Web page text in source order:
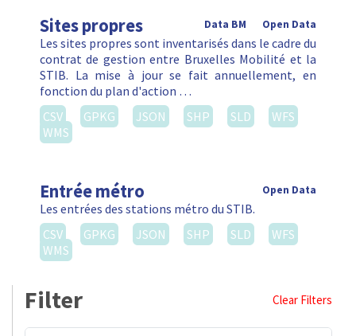
Sites propres Open Data
Data BM
Les sites propres sont inventarisés dans le cadre du
contrat de gestion entre Bruxelles Mobilité et la
STIB. La mise à jour se fait annuellement, en
fonction du plan d'action …
CSV
GPKG JSON SHP SLD
WFS
WMS
Entrée métro Open Data
Les entrées des stations métro du STIB.
CSV
GPKG JSON SHP SLD
WFS
WMS
Filter Clear Filters